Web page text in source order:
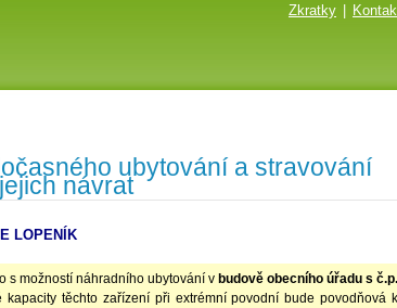
Zkratky
ubytování a stravování
návrat
LOPENÍK
s možností náhradního ubytování v budově obecního úřadu s
těchto zařízení při extrémní povodní bude povodňová